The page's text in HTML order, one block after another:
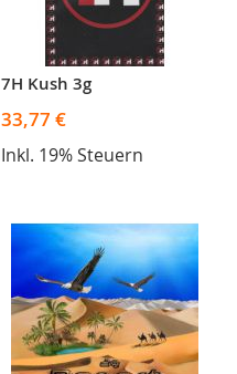
7H Kush 3g
33,77 €
Inkl. 19% Steuern